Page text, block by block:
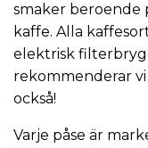
smaker
kaffe. Alla
elektrisk
rekommenderar
också!
Varje påse är